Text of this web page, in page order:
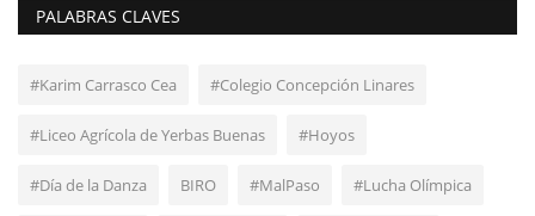
PALABRAS CLAVES
#Karim Carrasco Cea #Colegio Concepción Linares
#Liceo Agrícola de Yerbas Buenas #Hoyos
#Día de la Danza BIRO #MalPaso #Lucha Olímpica